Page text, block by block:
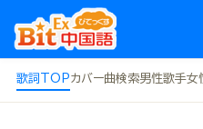
歌詞TOPカバー曲検索男性歌手女